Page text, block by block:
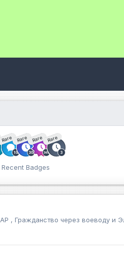
Rare Rare Rare Rare
Recent Badges
, Гражданство через воеводу и